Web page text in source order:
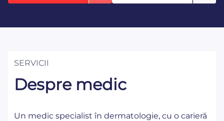
SERVICII
Despre medic
Un medic specialist în dermatologie, cu o carieră